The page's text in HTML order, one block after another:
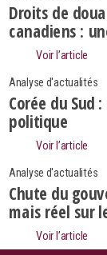
Droits de
canadiens :
Voir l’article
Analyse d'actualités
Corée du Sud
politique
Voir l’article
Analyse d'actualités
Chute du
mais réel sur
Voir l’article
Search